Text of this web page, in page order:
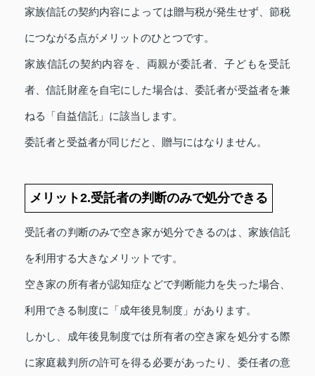
家族信託の契約内容によっては贈与税が発生せず、節税
につながる点がメリットのひとつです。
家族信託の契約内容を、両親が委託者、子どもを受託
者、信託財産を自宅にした場合は、委託者が受益者を兼
ねる「自益信託」に該当します。
委託者と受益者が同じだと、贈与にはなりません。
メリット2.受託者の判断のみで処分できる
受託者の判断のみで空き家が処分できるのは、家族信託
を利用する大きなメリットです。
空き家の所有者が認知症などで判断能力を失った場合、
利用できる制度に「成年後見制度」があります。
しかし、成年後見制度では所有者の空き家を処分する際
に家庭裁判所の許可を得る必要があったり、委任者の意